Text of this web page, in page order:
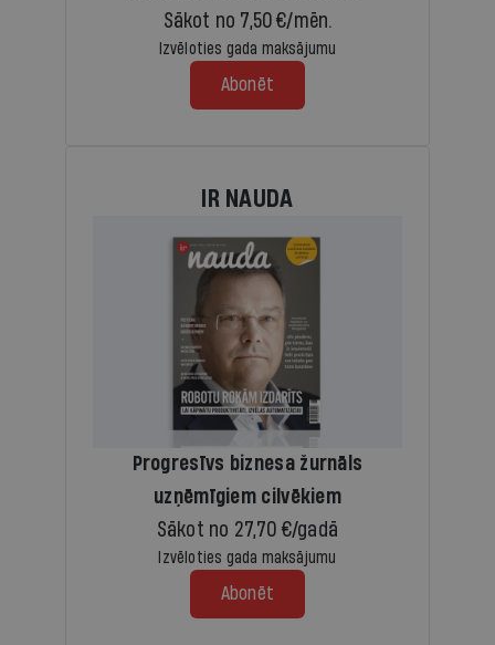
Sākot no 7,50 €/mēn.
Izvēloties gada maksājumu
Abonēt
IR NAUDA
Progresīvs biznesa žurnāls
uzņēmīgiem cilvēkiem
Sākot no 27,70 €/gadā
Izvēloties gada maksājumu
Abonēt